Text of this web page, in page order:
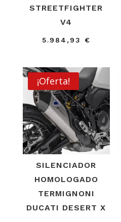
STREETFIGHTER
V4
5.984,93 €
¡Oferta!
SILENCIADOR
HOMOLOGADO
TERMIGNONI
DUCATI DESERT X